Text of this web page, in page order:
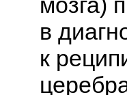
в
к